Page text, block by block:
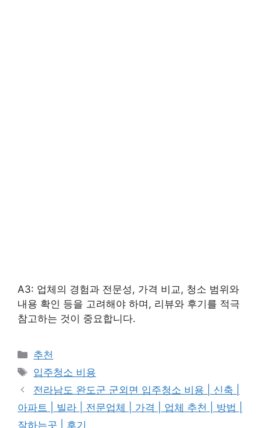
A3: 업체의 경험과 전문성, 가격 비교, 청소 범위와
내용 확인 등을 고려해야 하며, 리뷰와 후기를 적극
참고하는 것이 중요합니다.
카
테
고
리
추천
태
그
입주청소 비용
전라남도 완도군 군외면 입주청소 비용 | 신축 |
아파트 | 빌라 | 전문업체 | 가격 | 업체 추천 | 방법 |
잘하는곳 | 후기